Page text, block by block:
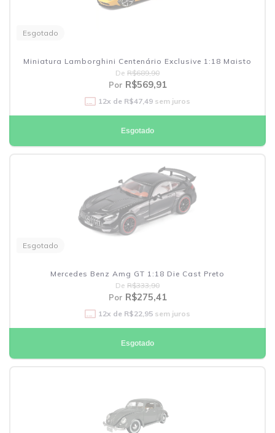
Esgotado
Miniatura Lamborghini Centenário Exclusive 1:18 Maisto
De R$689,90
Por R$569,91
12x de R$47,49 sem juros
Esgotado
Esgotado
Mercedes Benz Amg GT 1:18 Die Cast Preto
De R$333,90
Por R$275,41
12x de R$22,95 sem juros
Esgotado